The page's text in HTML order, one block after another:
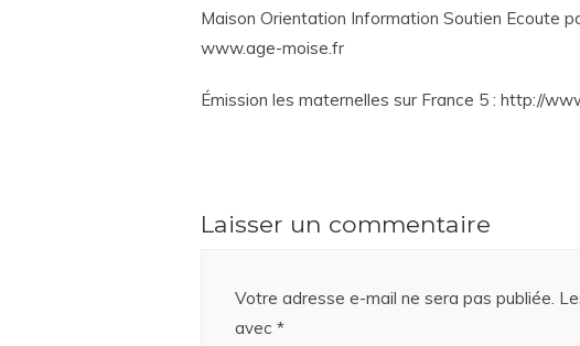
Maison Orientation Information Soutien Ecoute
www.age-moise.fr
Émission les maternelles sur France 5 : http://
Laisser un commentaire
Votre adresse e-mail ne sera pas publiée.
avec *